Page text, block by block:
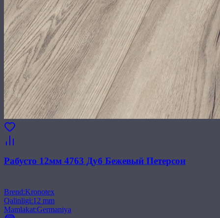
Рабусто 12мм 4763 Дуб Бежевый Петерсон
Brend:Kronotex
Qalinligi:12 mm
Mamlakat:Germaniya